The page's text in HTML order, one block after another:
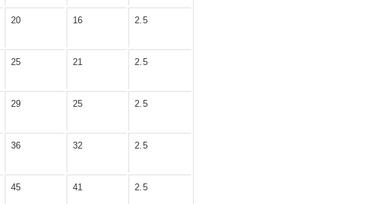
20 16 2.5
25 21 2.5
29 25 2.5
36 32 2.5
45 41 2.5